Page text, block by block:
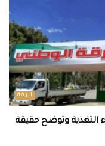
الرقة
وتوضح حقيقة